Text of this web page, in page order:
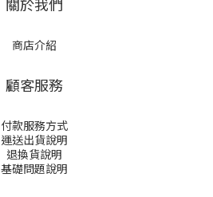
商店介紹
顧客服務
付款服務方式
運送出貨說明
退換貨說明
基礎問題說明